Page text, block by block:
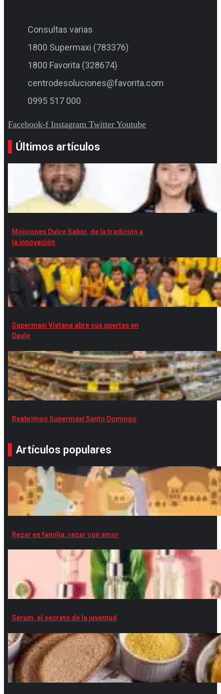
Consultas varias
1800 Supermaxi (783376)
1800 Favorita (328674)
centrodesoluciones@favorita.com
0995 517 000
Facebook-f Instagram Twitter Youtube
Últimos artículos
Mojicones Dulce Sabor, de la tradición a
la innovación
Supermaxi Vistana abre sus puertas en
Daule
Reabrimos Supermaxi Santo Domingo
Artículos populares
Rezar en familia, rezar con amor
Sérum, el secreto de la juventud